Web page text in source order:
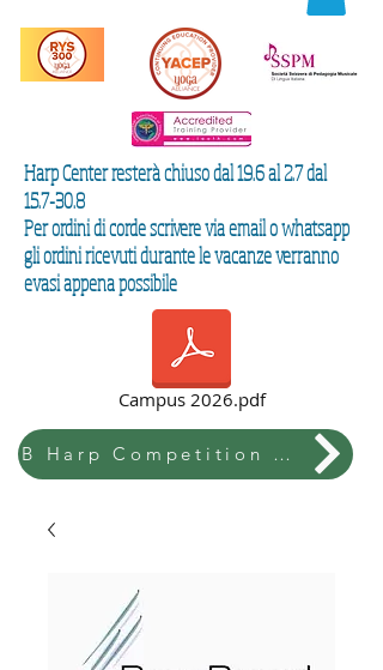
Harp Center resterà chiuso dal 19.6 al 2.7 dal
15.7-30.8
Per ordini di corde scrivere via email o whatsapp
gli ordini ricevuti durante le vacanze verranno
evasi appena possibile
Campus 2026.pdf
B Harp Competition & Festival